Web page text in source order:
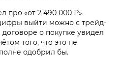
про «от 2 490 000 ₽».
выйти можно с трейд-
о покупке увидел
того, что это не
одобрил бы.